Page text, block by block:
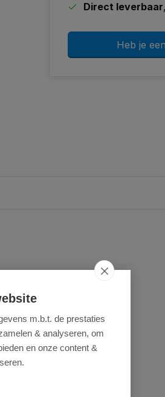
Direct leverbaar
Heb je
m.b.t. de prestaties
& analyseren, om
en onze content &